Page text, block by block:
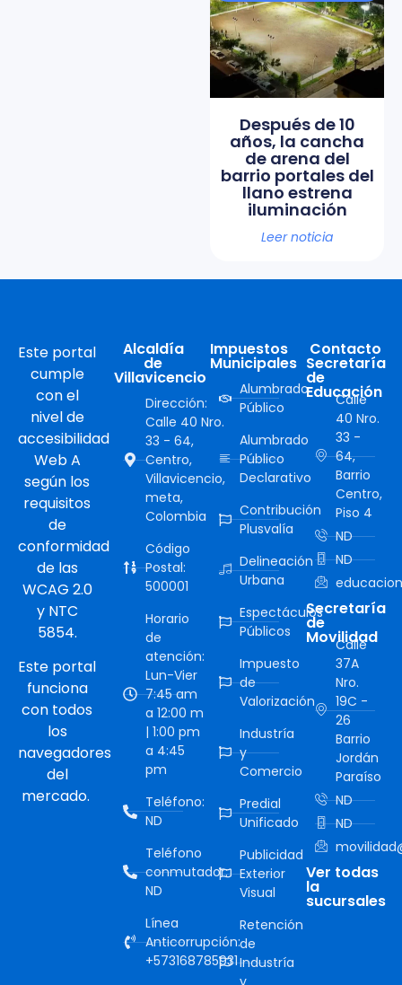
Después de 10
años, la cancha
de arena del
barrio portales del
llano estrena
iluminación
Leer noticia
Este portal
cumple
con el
nivel de
accesibilidad
Web A
según los
requisitos
de
conformidad
de las
WCAG 2.0
y NTC
5854.
Este portal
funciona
con todos
los
navegadores
del
mercado.
Alcaldía
de
Villavicencio
Dirección:
Calle 40 Nro.
33 - 64,
Centro,
Villavicencio,
meta,
Colombia
Código
Postal:
500001
Horario
de
atención:
Lun-Vier
7:45 am
a 12:00 m
| 1:00 pm
a 4:45
pm
Teléfono:
ND
Teléfono
conmutador:
ND
Línea
Anticorrupción:
+573168785931
Impuestos
Municipales
Alumbrado
Público
Alumbrado
Público
Declarativo
Contribución
Plusvalía
Delineación
Urbana
Espectáculos
Públicos
Impuesto
de
Valorización
Industría
y
Comercio
Predial
Unificado
Publicidad
Exterior
Visual
Retención
de
Industría
y
Contacto
Secretaría
de
Educación
Calle
40 Nro.
33 -
64,
Barrio
Centro,
Piso 4
ND
ND
Secretaría
de
Movilidad
Calle
37A
Nro.
19C -
26
Barrio
Jordán
Paraíso
ND
ND
Ver todas
la
sucursales